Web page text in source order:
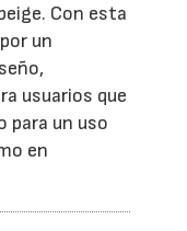
Con esta
un
usuarios que
para un uso
en